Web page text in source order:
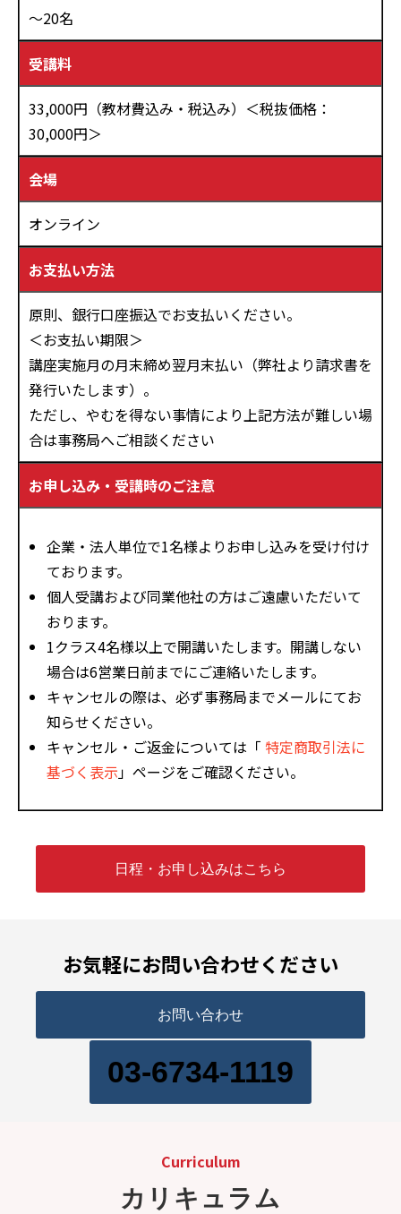
～20名
受講料
33,000円（教材費込み・税込み）＜税抜価格：
30,000円＞
会場
オンライン
お支払い方法
原則、銀行口座振込でお支払いください。
＜お支払い期限＞
講座実施月の月末締め翌月末払い（弊社より請求書を
発行いたします）。
ただし、やむを得ない事情により上記方法が難しい場
合は事務局へご相談ください
お申し込み・受講時のご注意
企業・法人単位で1名様よりお申し込みを受け付け
ております。
個人受講および同業他社の方はご遠慮いただいて
おります。
1クラス4名様以上で開講いたします。開講しない
場合は6営業日前までにご連絡いたします。
キャンセルの際は、必ず事務局までメールにてお
知らせください。
キャンセル・ご返金については「 特定商取引法に
基づく表示」ページをご確認ください。
日程・お申し込みはこちら
お気軽にお問い合わせください
お問い合わせ
03-6734-1119
Curriculum
カリキュラム